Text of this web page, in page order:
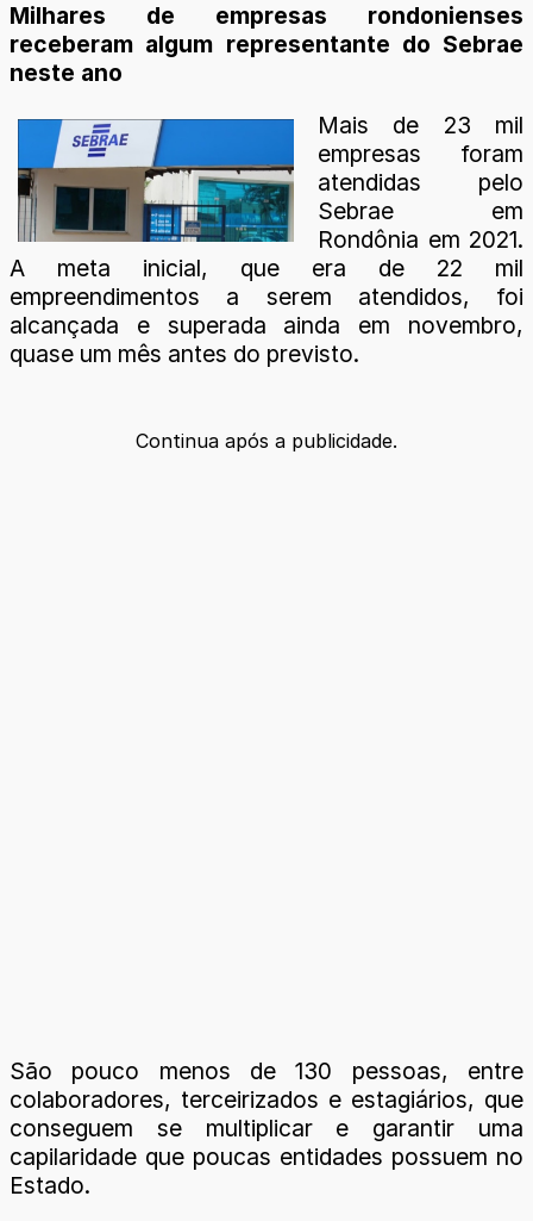
Milhares de empresas rondonienses
receberam algum representante do Sebrae
neste ano
Mais de 23 mil
empresas foram
atendidas pelo
Sebrae em
Rondônia em 2021.
A meta inicial, que era de 22 mil
empreendimentos a serem atendidos, foi
alcançada e superada ainda em novembro,
quase um mês antes do previsto.
Continua após a publicidade.
São pouco menos de 130 pessoas, entre
colaboradores, terceirizados e estagiários, que
conseguem se multiplicar e garantir uma
capilaridade que poucas entidades possuem no
Estado.